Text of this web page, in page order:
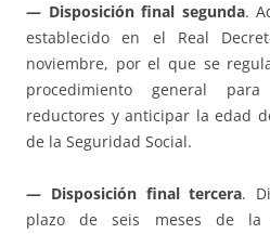
— Disposición final segunda.
establecido en el Real
noviembre, por el que se
procedimiento general para
reductores y anticipar la edad
de la Seguridad Social.
— Disposición final tercera.
plazo de seis meses de